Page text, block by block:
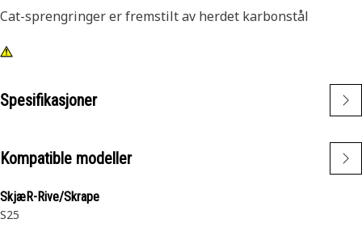
Cat-sprengringer er fremstilt av herdet karbonstål
Spesifikasjoner
Kompatible modeller
SkjæR-Rive/Skrape
S25